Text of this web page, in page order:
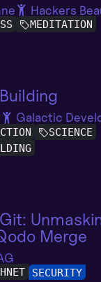
Hackers
MEDITATION
Galactic
SCIENCE
Merge
SECURITY